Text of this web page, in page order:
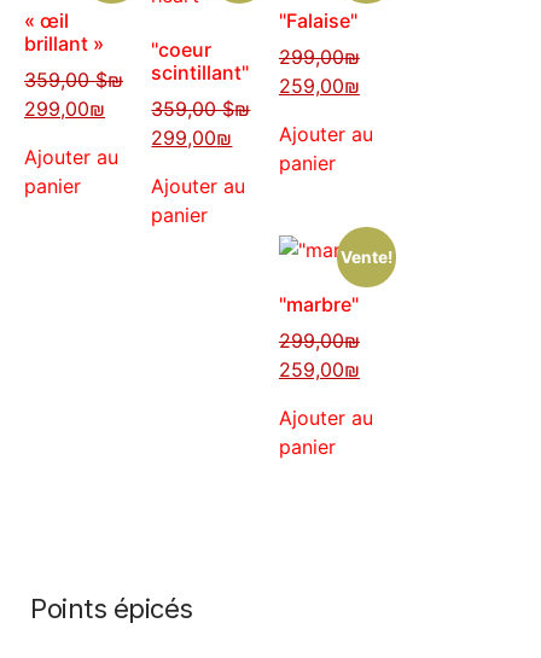
« œil
brillant »
359,00 $₪
299,00₪
Ajouter au
panier
"coeur
scintillant"
359,00 $₪
299,00₪
Ajouter au
panier
"Falaise"
299,00₪
259,00₪
Ajouter au
panier
"marbre"
Vente!
299,00₪
259,00₪
Ajouter au
panier
Points épicés